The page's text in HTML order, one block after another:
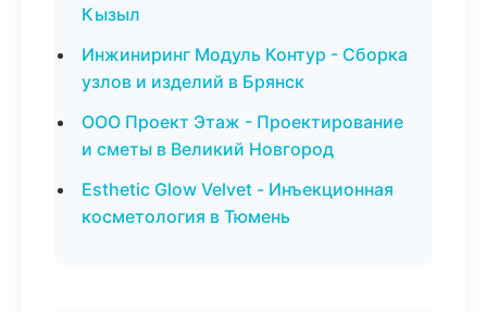
Кызыл
Инжиниринг Модуль Контур - Сборка
узлов и изделий в Брянск
ООО Проект Этаж - Проектирование
и сметы в Великий Новгород
Esthetic Glow Velvet - Инъекционная
косметология в Тюмень